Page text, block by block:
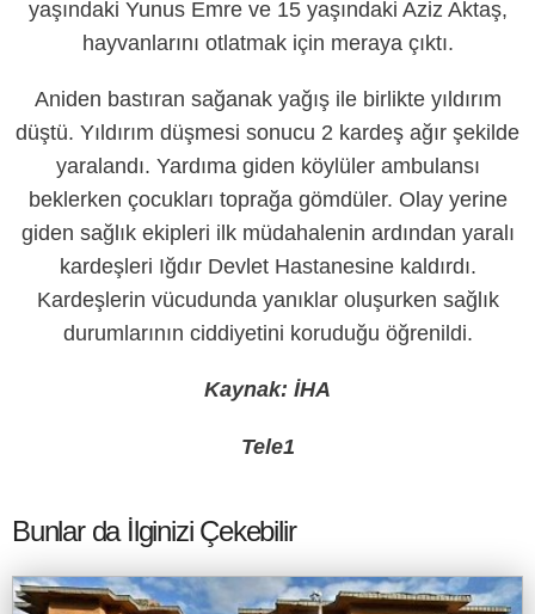
yaşındaki Yunus Emre ve 15 yaşındaki Aziz Aktaş,
hayvanlarını otlatmak için meraya çıktı.
Aniden bastıran sağanak yağış ile birlikte yıldırım
düştü. Yıldırım düşmesi sonucu 2 kardeş ağır şekilde
yaralandı. Yardıma giden köylüler ambulansı
beklerken çocukları toprağa gömdüler. Olay yerine
giden sağlık ekipleri ilk müdahalenin ardından yaralı
kardeşleri Iğdır Devlet Hastanesine kaldırdı.
Kardeşlerin vücudunda yanıklar oluşurken sağlık
durumlarının ciddiyetini koruduğu öğrenildi.
Kaynak: İHA
Tele1
Bunlar da İlginizi Çekebilir